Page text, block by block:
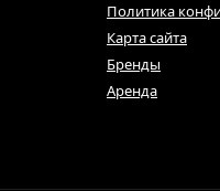
Политика
Карта сайта
Бренды
Аренда